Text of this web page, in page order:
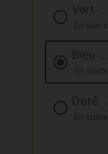
Vert
En stock
Bleu
En stock
Doré
En stock